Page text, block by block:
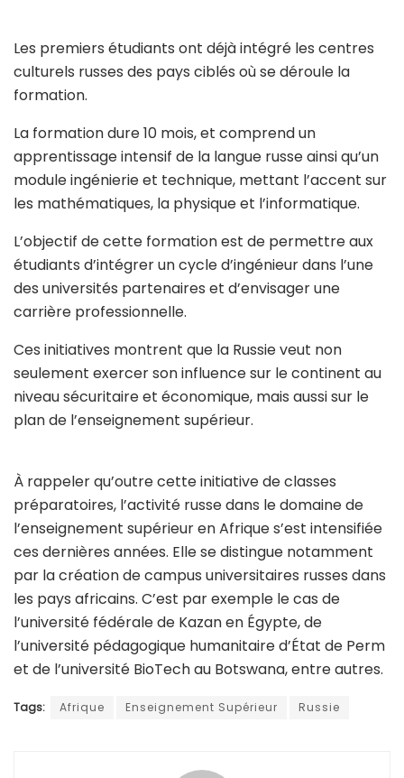
Les premiers étudiants ont déjà intégré les centres
culturels russes des pays ciblés où se déroule la
formation.
La formation dure 10 mois, et comprend un
apprentissage intensif de la langue russe ainsi qu’un
module ingénierie et technique, mettant l’accent sur
les mathématiques, la physique et l’informatique.
L’objectif de cette formation est de permettre aux
étudiants d’intégrer un cycle d’ingénieur dans l’une
des universités partenaires et d’envisager une
carrière professionnelle.
Ces initiatives montrent que la Russie veut non
seulement exercer son influence sur le continent au
niveau sécuritaire et économique, mais aussi sur le
plan de l’enseignement supérieur.
À rappeler qu’outre cette initiative de classes
préparatoires, l’activité russe dans le domaine de
l’enseignement supérieur en Afrique s’est intensifiée
ces dernières années. Elle se distingue notamment
par la création de campus universitaires russes dans
les pays africains. C’est par exemple le cas de
l’université fédérale de Kazan en Égypte, de
l’université pédagogique humanitaire d’État de Perm
et de l’université BioTech au Botswana, entre autres.
Tags: Afrique Enseignement Supérieur Russie